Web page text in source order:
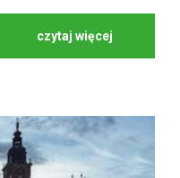
czytaj więcej